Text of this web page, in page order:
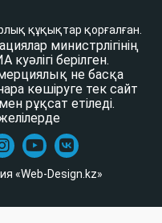
құқықтар қорғалған.
министрлігінің
берілген.
не басқа
көшіруге тек сайт
рұқсат етіледі.
«Web-Design.kz»